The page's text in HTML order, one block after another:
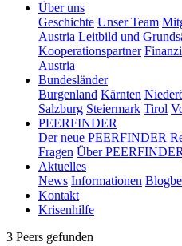
Über uns
Geschichte Unser Team
Austria Leitbild und
Kooperationspartner
Austria
Bundesländer
Burgenland Kärnten
Salzburg Steiermark Tirol
PEERFINDER
Der neue PEERFINDER
Fragen Über PEERFINDER
Aktuelles
News Informationen
Kontakt
Krisenhilfe
3 Peers gefunden